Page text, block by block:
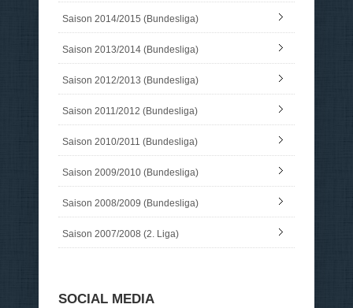
Saison 2014/2015 (Bundesliga)
Saison 2013/2014 (Bundesliga)
Saison 2012/2013 (Bundesliga)
Saison 2011/2012 (Bundesliga)
Saison 2010/2011 (Bundesliga)
Saison 2009/2010 (Bundesliga)
Saison 2008/2009 (Bundesliga)
Saison 2007/2008 (2. Liga)
SOCIAL MEDIA